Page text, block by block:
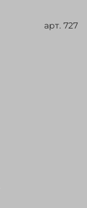
арт. 727